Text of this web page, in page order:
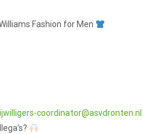
Fashion for Men
coordinator@asvdronten.nl